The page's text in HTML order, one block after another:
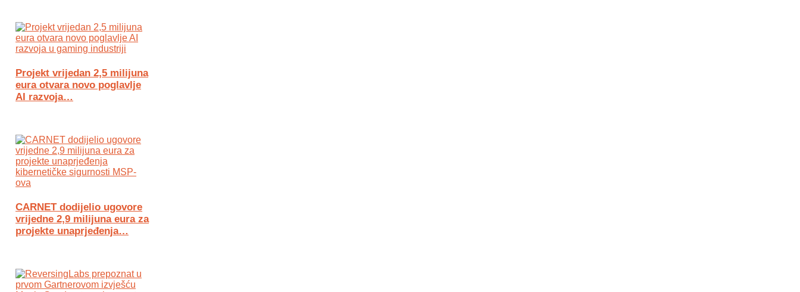
Projekt vrijedan 2,5 milijuna
eura otvara novo poglavlje
AI razvoja…
CARNET dodijelio ugovore
vrijedne 2,9 milijuna eura za
projekte unaprjeđenja…